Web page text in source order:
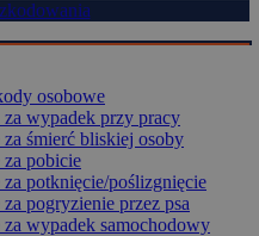
osobowe
wypadek przy pracy
śmierć bliskiej osoby
pobicie
potknięcie/poślizgnięcie
pogryzienie przez psa
wypadek samochodowy